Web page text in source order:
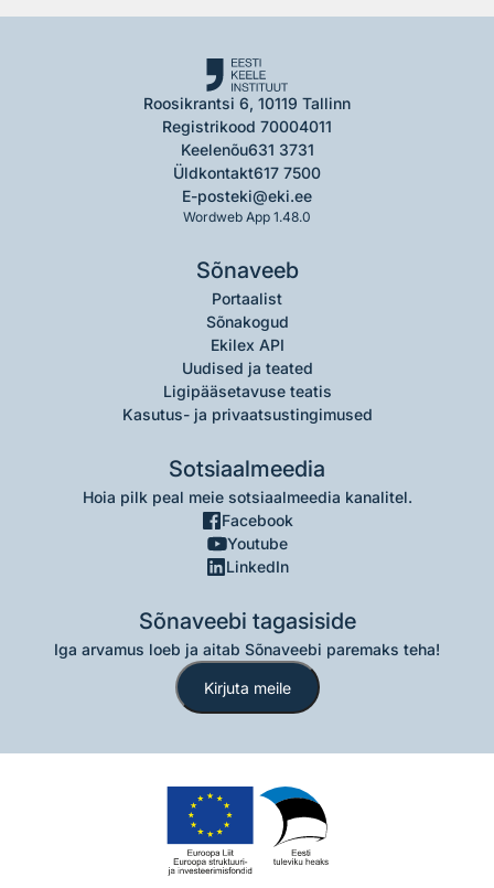
Roosikrantsi 6, 10119 Tallinn
Registrikood 70004011
Keelenõu631 3731
Üldkontakt617 7500
E-posteki@eki.ee
Wordweb App 1.48.0
Sõnaveeb
Portaalist
Sõnakogud
Ekilex API
Uudised ja teated
Ligipääsetavuse teatis
Kasutus- ja privaatsustingimused
Sotsiaalmeedia
Hoia pilk peal meie sotsiaalmeedia kanalitel.
Facebook
Youtube
LinkedIn
Sõnaveebi tagasiside
Iga arvamus loeb ja aitab Sõnaveebi paremaks teha!
Kirjuta meile